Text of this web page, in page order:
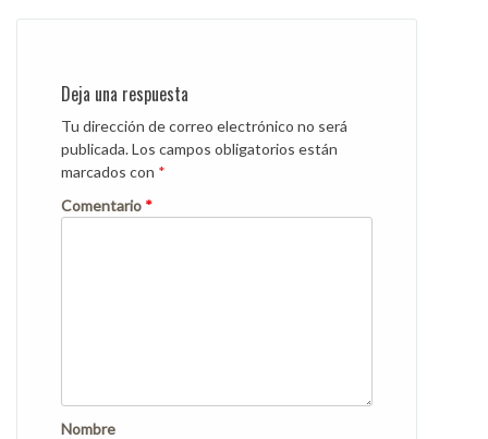
Deja una respuesta
Tu dirección de correo electrónico no será
publicada.Los campos obligatorios están
marcados con *
Comentario *
Nombre